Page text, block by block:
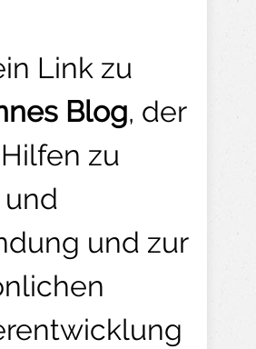
Link zu
Blog, der
zu
und zur